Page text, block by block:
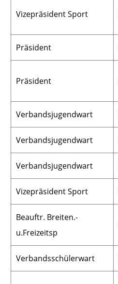
Vizepräsident Sport
Präsident
Präsident
Verbandsjugendwart
Verbandsjugendwart
Verbandsjugendwart
Vizepräsident Sport
Beauftr. Breiten.-
u.Freizeitsp
Verbandsschülerwart